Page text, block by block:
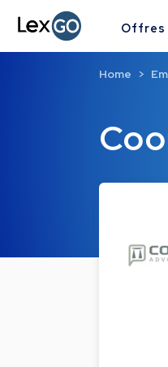
Offres
Home